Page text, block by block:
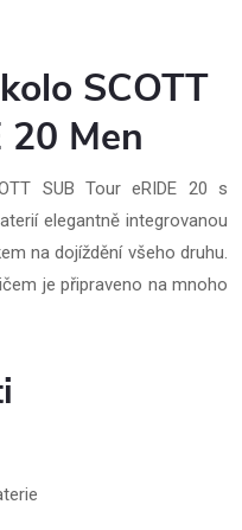
SCOTT
20 Men
SUB Tour eRIDE 20 s
elegantně integrovanou
na dojíždění všeho druhu.
je připraveno na mnoho